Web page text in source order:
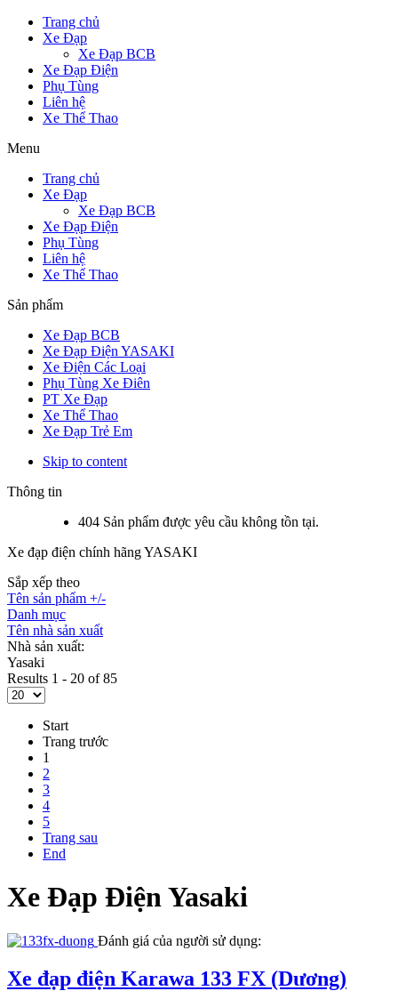
Trang chủ
Xe Đạp
Xe Đạp BCB
Xe Đạp Điện
Phụ Tùng
Liên hệ
Xe Thể Thao
Menu
Trang chủ
Xe Đạp
Xe Đạp BCB
Xe Đạp Điện
Phụ Tùng
Liên hệ
Xe Thể Thao
Sản phẩm
Xe Đạp BCB
Xe Đạp Điện YASAKI
Xe Điện Các Loại
Phụ Tùng Xe Điên
PT Xe Đạp
Xe Thể Thao
Xe Đạp Trẻ Em
Skip to content
Thông tin
404 Sản phẩm được yêu cầu không tồn tại.
Xe đạp điện chính hãng YASAKI
Sắp xếp theo
Tên sản phẩm +/-
Danh mục
Tên nhà sản xuất
Nhà sản xuất:
Yasaki
Results 1 - 20 of 85
Start
Trang trước
1
2
3
4
5
Trang sau
End
Xe Đạp Điện Yasaki
Đánh giá của người sử dụng:
Xe đạp điện Karawa 133 FX (Dương)